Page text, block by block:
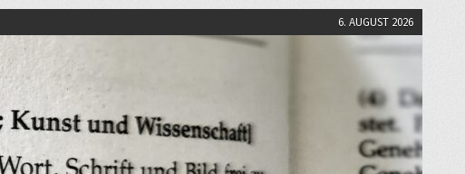
6. AUGUST 2026